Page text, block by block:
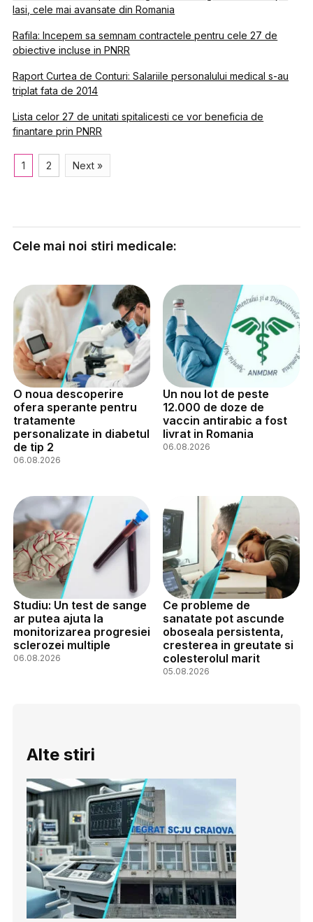
Iasi, cele mai avansate din Romania
Rafila: Incepem sa semnam contractele pentru cele 27 de
obiective incluse in PNRR
Raport Curtea de Conturi: Salariile personalului medical s-au
triplat fata de 2014
Lista celor 27 de unitati spitalicesti ce vor beneficia de
finantare prin PNRR
1 2 Next »
Cele mai noi stiri medicale:
O noua descoperire
ofera sperante pentru
tratamente
personalizate in diabetul
de tip 2
06.08.2026
Un nou lot de peste
12.000 de doze de
vaccin antirabic a fost
livrat in Romania
06.08.2026
Studiu: Un test de sange
ar putea ajuta la
monitorizarea progresiei
sclerozei multiple
06.08.2026
Ce probleme de
sanatate pot ascunde
oboseala persistenta,
cresterea in greutate si
colesterolul marit
05.08.2026
Alte stiri